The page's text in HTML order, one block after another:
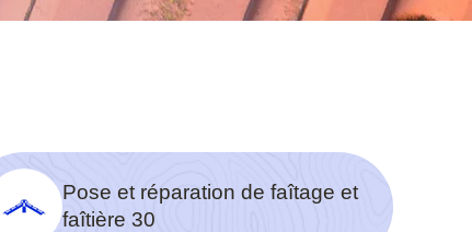
Pose et réparation de faîtage et
faîtière 30